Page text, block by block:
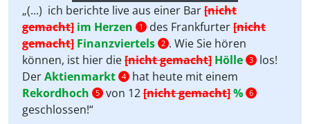
Player
„(...) ich berichte live aus einer Bar[nicht
gemacht] im Herzen 1 des Frankfurter[nicht
gemacht] Finanzviertels 2 . Wie Sie hören
können, ist hier die[nicht gemacht] Hölle 3
los!
DerAktienmarkt 4
hat heute mit einem
Rekordhoch
5 von 12[nicht gemacht]% 6
geschlossen!“